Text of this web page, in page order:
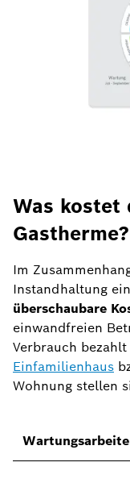
Was kostet
Gastherme?
Im
Instandhaltung
überschaubare
einwandfreien
Verbrauch
Einfamilienhaus
Wohnung stellen